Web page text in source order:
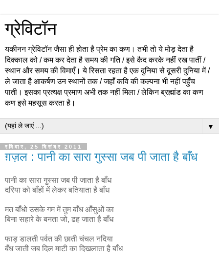
ग्रेविटॉन
यकीनन ग्रेविटॉन जैसा ही होता है प्रेम का कण। तभी तो ये मोड़ देता है
दिक्काल को / कम कर देता है समय की गति / इसे कैद करके नहीं रख पातीं /
स्थान और समय की विमाएँ। ये रिसता रहता है एक दुनिया से दूसरी दुनिया में /
ले जाता है आकर्षण उन स्थानों तक / जहाँ कवि की कल्पना भी नहीं पहुँच
पाती। इसका प्रत्यक्ष प्रमाण अभी तक नहीं मिला / लेकिन ब्रह्मांड का कण
कण इसे महसूस करता है।
▼
रविवार, 25 दिसंबर 2011
ग़ज़ल : पानी का सारा गुस्सा जब पी जाता है बाँध
पानी का सारा गुस्सा जब पी जाता है बाँध
दरिया को बाँहों में लेकर बतियाता है बाँध
मत बाँधो उसके गम में तुम बाँध आँसुओं का
बिना सहारे के बनता जो, ढह जाता है बाँध
फाड़ डालती पर्वत की छाती चंचल नदिया
बँध जाती जब दिल माटी का दिखलाता है बाँध